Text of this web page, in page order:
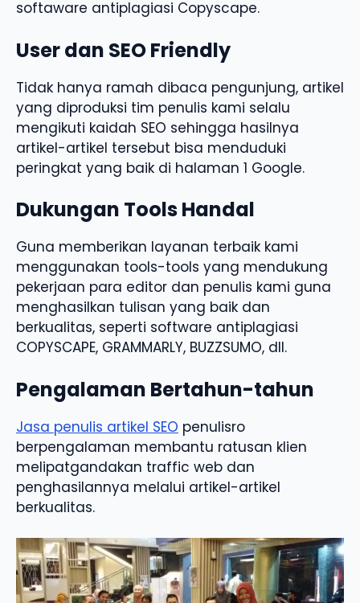
softaware antiplagiasi Copyscape.
User dan SEO Friendly
Tidak hanya ramah dibaca pengunjung, artikel
yang diproduksi tim penulis kami selalu
mengikuti kaidah SEO sehingga hasilnya
artikel-artikel tersebut bisa menduduki
peringkat yang baik di halaman 1 Google.
Dukungan Tools Handal
Guna memberikan layanan terbaik kami
menggunakan tools-tools yang mendukung
pekerjaan para editor dan penulis kami guna
menghasilkan tulisan yang baik dan
berkualitas, seperti software antiplagiasi
COPYSCAPE, GRAMMARLY, BUZZSUMO, dll.
Pengalaman Bertahun-tahun
Jasa penulis artikel SEO penulisro
berpengalaman membantu ratusan klien
melipatgandakan traffic web dan
penghasilannya melalui artikel-artikel
berkualitas.